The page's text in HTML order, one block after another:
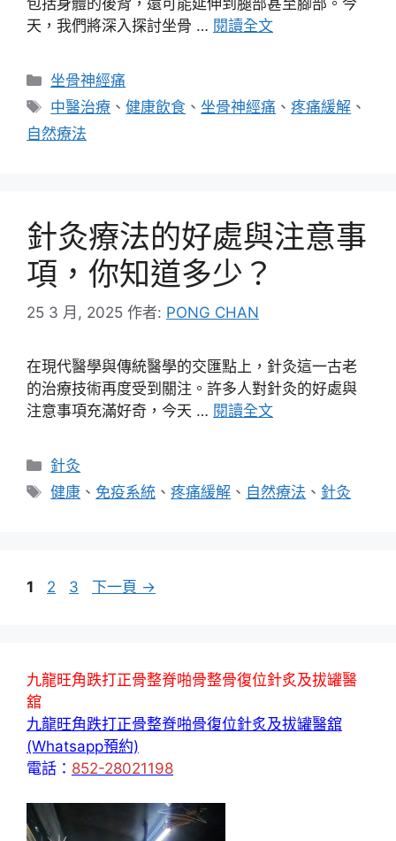
天，我們將深入探討坐骨 … 閱讀全文
分
類
坐骨神經痛
標
籤
中醫治療 、健康飲食 、坐骨神經痛 、疼痛緩解 、
自然療法
針灸療法的好處與注意事
項，你知道多少？
25 3 月, 2025 作者: PONG CHAN
在現代醫學與傳統醫學的交匯點上，針灸這一古老
的治療技術再度受到關注。許多人對針灸的好處與
注意事項充滿好奇，今天 … 閱讀全文
分
類
針灸
標
健康 、 免疫系統 、疼痛緩解 、 自然療法 、 針灸
頁
1
頁
2
頁
3 下一頁 →
九龍旺角跌打正骨整脊啪骨整骨復位針炙及拔罐醫
舘
九龍旺角跌打正骨整脊啪骨復位針炙及拔罐醫舘
(Whatsapp預約)
電話： 852-28021198